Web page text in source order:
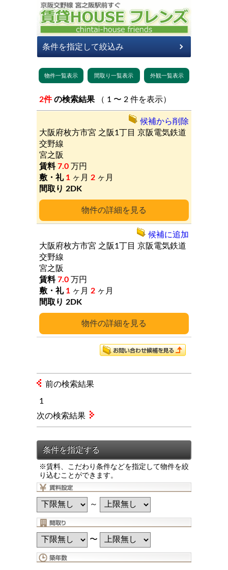
2件 の検索結果 （ 1 〜 2 件を表示）
詳細
大阪府枚方市宮 之阪1丁目 京阪電気鉄道
交野線
宮之阪
7.0 万円
1 ヶ月 2 ヶ月
2DK
候補から削除
詳細
大阪府枚方市宮 之阪1丁目 京阪電気鉄道
交野線
宮之阪
7.0 万円
1 ヶ月 2 ヶ月
2DK
候補に追加
前の検索結果
1
※賃料、こだわり条件などを指定して物件を絞
り込むことができます。
～
〜